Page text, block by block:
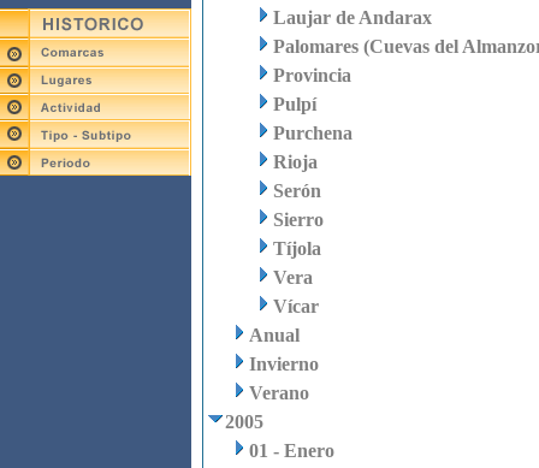
Laujar de Andarax
Palomares (Cuevas del
Provincia
Pulpí
Purchena
Rioja
Serón
Sierro
Tíjola
Vera
Vícar
Anual
Invierno
Verano
2005
01 - Enero